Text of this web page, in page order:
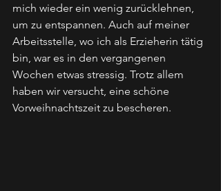
mich wieder ein wenig zurücklehnen,
um zu entspannen. Auch auf meiner
Arbeitsstelle, wo ich als Erzieherin tätig
bin, war es in den vergangenen
Wochen etwas stressig. Trotz allem
haben wir versucht, eine schöne
Vorweihnachtszeit zu bescheren.